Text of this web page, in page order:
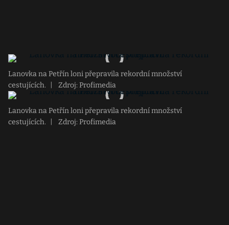
Lanovka na Petřín loni přepravila rekordní množství
cestujících.
Zdroj: Profimedia
Lanovka na Petřín loni přepravila rekordní množství
cestujících.
Zdroj: Profimedia